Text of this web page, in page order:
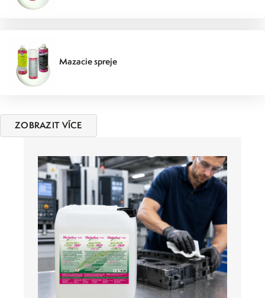
Mazacie spreje
ZOBRAZIT VÍCE